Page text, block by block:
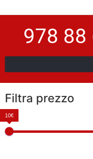
978 88
Filtra prezzo
10€